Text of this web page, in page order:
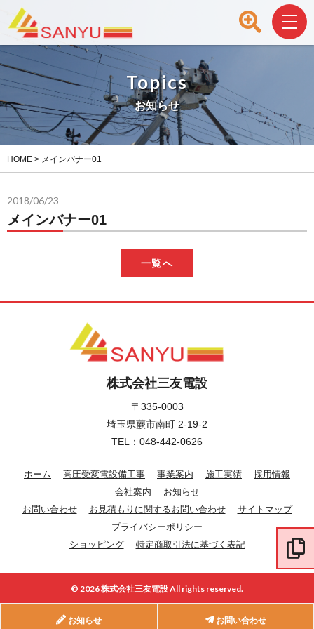
Topics
お知らせ
HOME > メインバナー01
2018/06/23
メインバナー01
一覧へ
株式会社三友電設
〒335-0003
埼玉県蕨市南町 2-19-2
TEL： 048-442-0626
ホーム 高圧受変電設備工事 事業案内 施工実績
採用情報
会社案内
お知らせ
お問い合わせ
お見積もりに関するお問い合わせ
サイトマップ
プライバシーポリシー
ショッピング
特定商取引法に基づく表記
© 2026 株式会社三友電設 All rights reserved.
お知らせ お問い合わせ